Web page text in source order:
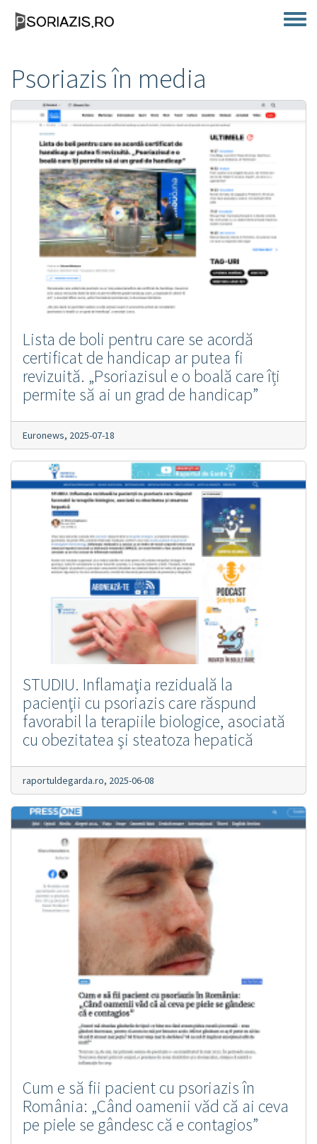
Toggle
Psoriazis în media
Lista de boli pentru care se acordă
certificat de handicap ar putea fi
revizuită. „Psoriazisul e o boală care îți
permite să ai un grad de handicap”
Euronews, 2025-07-18
STUDIU. Inflamaţia reziduală la
pacienţii cu psoriazis care răspund
favorabil la terapiile biologice, asociată
cu obezitatea şi steatoza hepatică
raportuldegarda.ro, 2025-06-08
Cum e să fii pacient cu psoriazis în
România: „Când oamenii văd că ai ceva
pe piele se gândesc că e contagios”